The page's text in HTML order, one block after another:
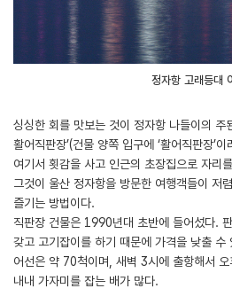
정자항 고래등대
싱싱한 회를 맛보는 것이 정자항 나들이의 주
활어직판장’(건물 양쪽 입구에 ‘활어직판장’
여기서 횟감을 사고 인근의 초장집으로 자리
그것이 울산 정자항을 방문한 여행객들이 저
즐기는 방법이다.
직판장 건물은 1990년대 초반에 들어섰다.
갖고 고기잡이를 하기 때문에 가격을 낮출 수
어선은 약 70척이며, 새벽 3시에 출항해서
내내 가자미를 잡는 배가 많다.